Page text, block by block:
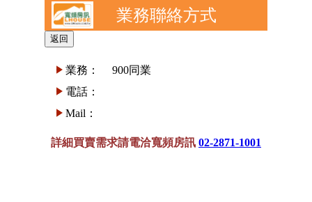
業務聯絡方式
業務：
900同業
電話：
Mail：
詳細買賣需求請電洽寬頻房訊 02-2871-1001